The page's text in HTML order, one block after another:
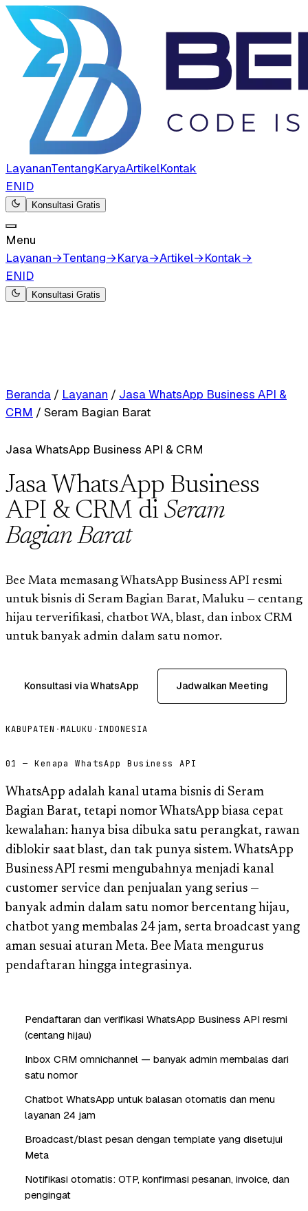
LayananTentangKaryaArtikelKontak
ENID
Konsultasi Gratis
Menu
Layanan→Tentang→Karya→Artikel→Kontak→
ENID
Konsultasi Gratis
Beranda / Layanan / Jasa WhatsApp Business API &
CRM / Seram Bagian Barat
Jasa WhatsApp Business API & CRM
Jasa WhatsApp Business
API & CRM di Seram
Bagian Barat
Bee Mata memasang WhatsApp Business API resmi
untuk bisnis di Seram Bagian Barat, Maluku — centang
hijau terverifikasi, chatbot WA, blast, dan inbox CRM
untuk banyak admin dalam satu nomor.
Konsultasi via WhatsApp Jadwalkan Meeting
KABUPATEN ·MALUKU · INDONESIA
01 — Kenapa WhatsApp Business API
WhatsApp adalah kanal utama bisnis di Seram
Bagian Barat, tetapi nomor WhatsApp biasa cepat
kewalahan: hanya bisa dibuka satu perangkat, rawan
diblokir saat blast, dan tak punya sistem. WhatsApp
Business API resmi mengubahnya menjadi kanal
customer service dan penjualan yang serius —
banyak admin dalam satu nomor bercentang hijau,
chatbot yang membalas 24 jam, serta broadcast yang
aman sesuai aturan Meta. Bee Mata mengurus
pendaftaran hingga integrasinya.
Pendaftaran dan verifikasi WhatsApp Business API resmi
(centang hijau)
Inbox CRM omnichannel — banyak admin membalas dari
satu nomor
Chatbot WhatsApp untuk balasan otomatis dan menu
layanan 24 jam
Broadcast/blast pesan dengan template yang disetujui
Meta
Notifikasi otomatis: OTP, konfirmasi pesanan, invoice, dan
pengingat